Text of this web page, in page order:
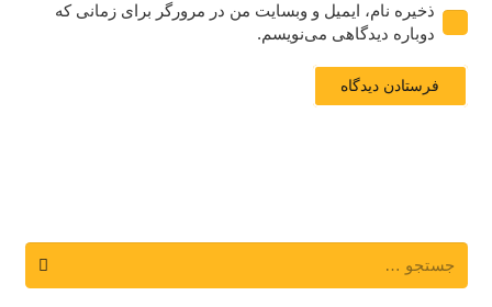
ذخیره نام، ایمیل و وبسایت من در مرورگر برای زمانی که
دوباره دیدگاهی می‌نویسم.
فرستادن دیدگاه
برای: